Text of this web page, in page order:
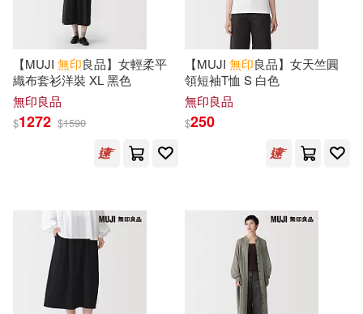
【MUJI 無印良品】女輕柔平
織布套衫洋裝 XL 黑色
無印良品
$1272 $1590
【MUJI 無印良品】女天竺圓
領短袖T恤 S 白色
無印良品
$250